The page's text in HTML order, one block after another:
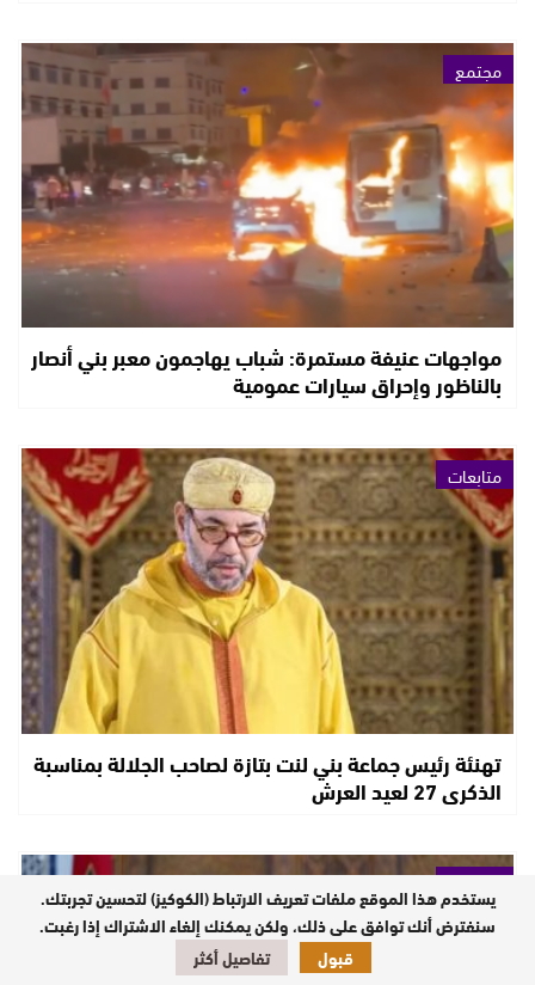
مجتمع
مواجهات عنيفة مستمرة: شباب يهاجمون معبر بني أنصار
بالناظور وإحراق سيارات عمومية
متابعات
تهنئة رئيس جماعة بني لنت بتازة لصاحب الجلالة بمناسبة
الذكرى 27 لعيد العرش
متابعات
يستخدم هذا الموقع ملفات تعريف الارتباط (الكوكيز) لتحسين تجربتك.
سنفترض أنك توافق على ذلك، ولكن يمكنك إلغاء الاشتراك إذا رغبت.
قبول
تفاصيل أكثر